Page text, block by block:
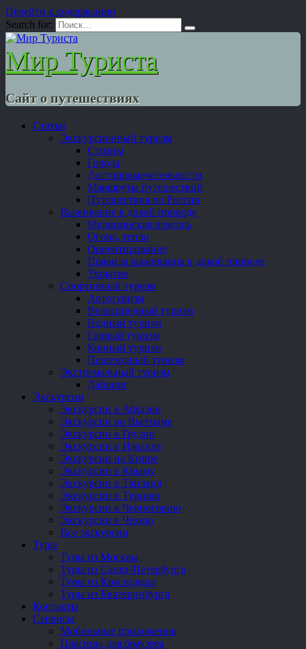
Перейти к содержанию
Search for:
Мир Туриста
Сайт о путешествиях
Статьи
Экскурсионный туризм
Страны
Города
Достопримечательности
Маршруты путешествий
Путешествия по России
Выживание в дикой природе
Медицинская помощь
Огонь, тепло
Ориентирование
Правила выживания в дикой природе
Укрытие
Спортивный туризм
Автотуризм
Велосипедный туризм
Водный туризм
Горный туризм
Конный туризм
Пешеходный туризм
Экстремальный туризм
Дайвинг
Экскурсии
Экскурсии в Абхазии
Экскурсии во Вьетнаме
Экскурсии в Грузии
Экскурсии в Израиле
Экскурсии на Кипре
Экскурсии в Крыму
Экскурсии в Таиланд
Экскурсии в Турцию
Экскурсии в Черногорию
Экскурсии в Чехию
Все экскурсии
Туры
Туры из Москвы
Туры из Санкт-Петербурга
Туры из Краснодара
Туры из Екатеринбурга
Контакты
Сервисы
Мобильные приложения
Плагины для браузера